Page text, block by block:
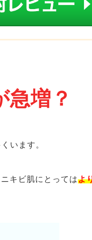
増？
います。
キビ肌にとってはよ